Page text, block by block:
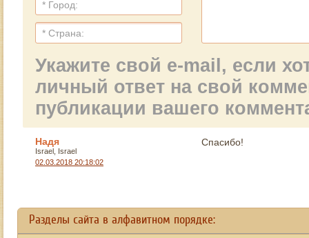
Укажите свой e-mail, если
личный ответ на свой
публикации вашего
Надя
Israel, Israel
02.03.2018 20:18:02
Спасибо!
Разделы сайта в алфавитном порядке: